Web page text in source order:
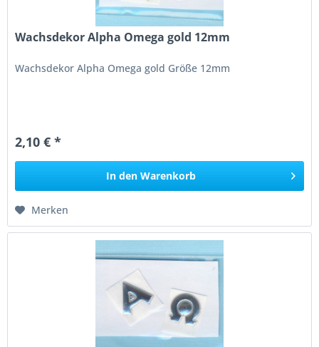
Wachsdekor Alpha Omega gold 12mm
Wachsdekor Alpha Omega gold Größe 12mm
2,10 € *
In den Warenkorb
Merken